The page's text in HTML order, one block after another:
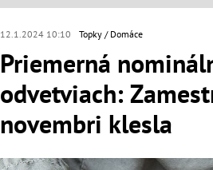
12.1.2024 10:10 Topky Domáce
Priemerná
odvetviach:
novembri klesla